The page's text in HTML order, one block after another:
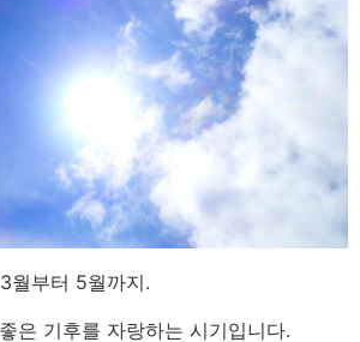
월부터 5월까지.
은 기후를 자랑하는 시기입니다.